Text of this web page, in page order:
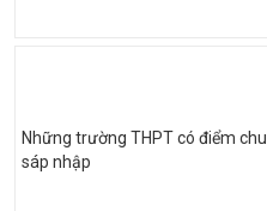
Những trường THPT có điểm
sáp nhập